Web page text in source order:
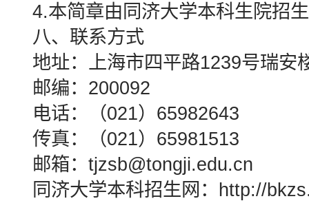
4.本简章由同济大学本科生院招
八、联系方式
地址：上海市四平路1239号瑞安
邮编：200092
电话：（021）65982643
传真：（021）65981513
邮箱：tjzsb@tongji.edu.cn
同济大学本科招生网：http://